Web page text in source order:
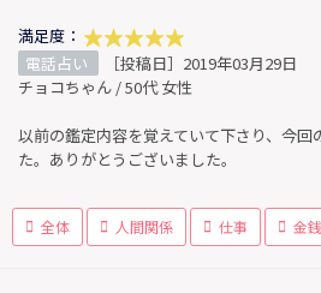
満足度：
電話占い
［投稿日］2019年03月29日
チョコちゃん / 50代 女性
以前の鑑定内容を覚えていて下さり、今
た。ありがとうございました。
全体 人間関係 仕事 金銭